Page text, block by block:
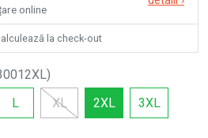
online
la check-out
)
L XL 2XL 3XL